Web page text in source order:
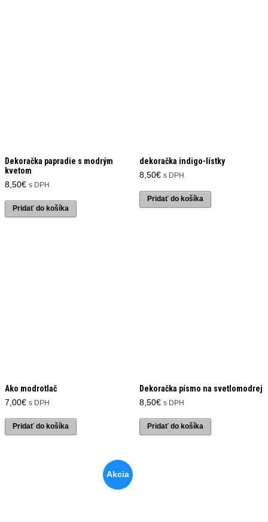
Dekoračka papradie s modrým
kvetom
8,50€ s DPH
Pridať do košíka
dekoračka indigo-lístky
8,50€ s DPH
Pridať do košíka
Ako modrotlač
7,00€ s DPH
Pridať do košíka
Dekoračka písmo na svetlomodrej
8,50€ s DPH
Pridať do košíka
Akcia